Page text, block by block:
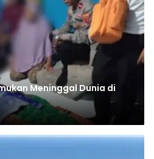
Meninggal Dunia di